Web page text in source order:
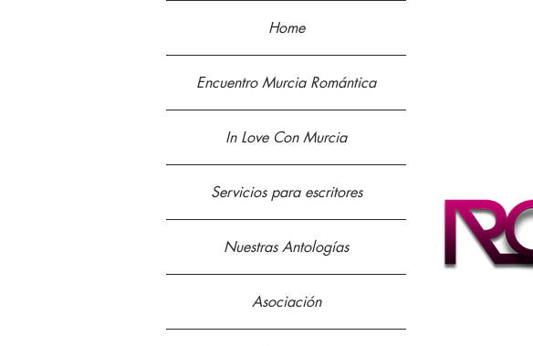
Home
Encuentro Murcia Romántica
In Love Con Murcia
Servicios para escritores
Nuestras Antologías
Asociación